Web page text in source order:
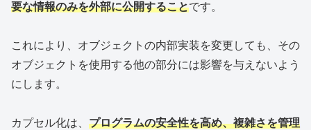
要な情報のみを外部に公開することです。
これにより、オブジェクトの内部実装を変更しても、その
オブジェクトを使用する他の部分には影響を与えないよう
にします。
カプセル化は、 プログラムの安全性を高め、複雑さを管理